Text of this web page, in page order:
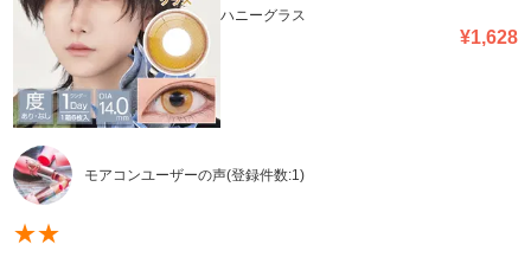
ハニーグラス
¥1,628
モアコンユーザーの声(登録件数:1)
★★